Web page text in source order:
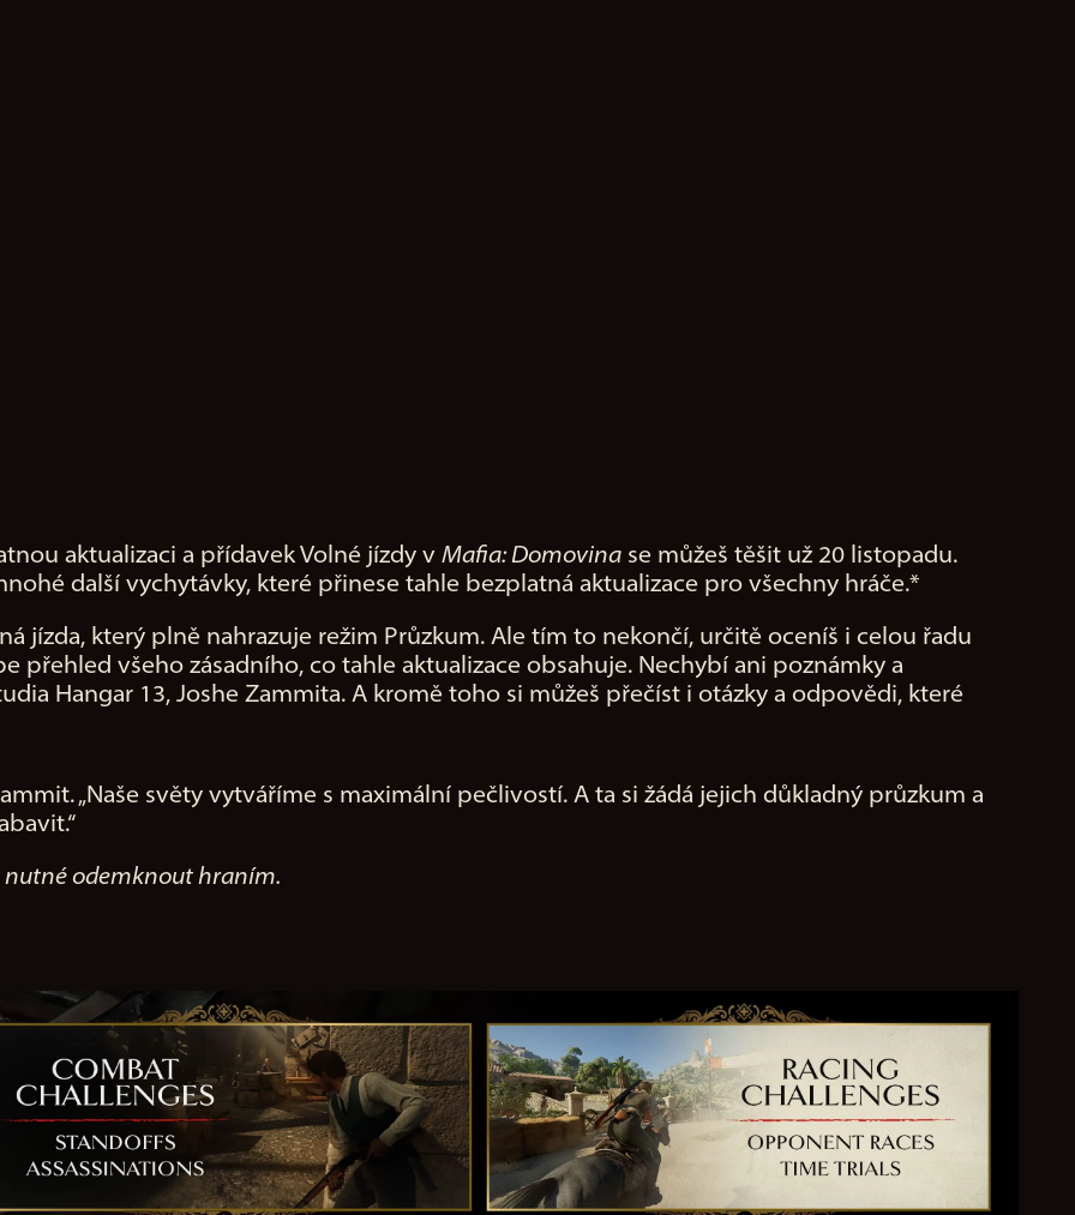
aktualizaci a přídavek Volné jízdy v Mafia: Domovina se můžeš těšit už 20 listopadu.
další vychytávky, které přinese tahle bezplatná aktualizace pro všechny hráče.*
jízda, který plně nahrazuje režim Průzkum. Ale tím to nekončí, určitě oceníš i celou řadu
přehled všeho zásadního, co tahle aktualizace obsahuje. Nechybí ani poznámky a
Hangar 13, Joshe Zammita. A kromě toho si můžeš přečíst i otázky a odpovědi, které
„Naše světy vytváříme s maximální pečlivostí. A ta si žádá jejich důkladný průzkum a
nutné odemknout hraním.